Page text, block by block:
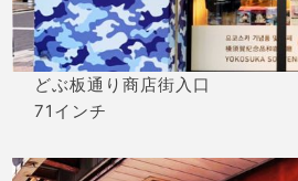
どぶ板通り商店街入口
71インチ